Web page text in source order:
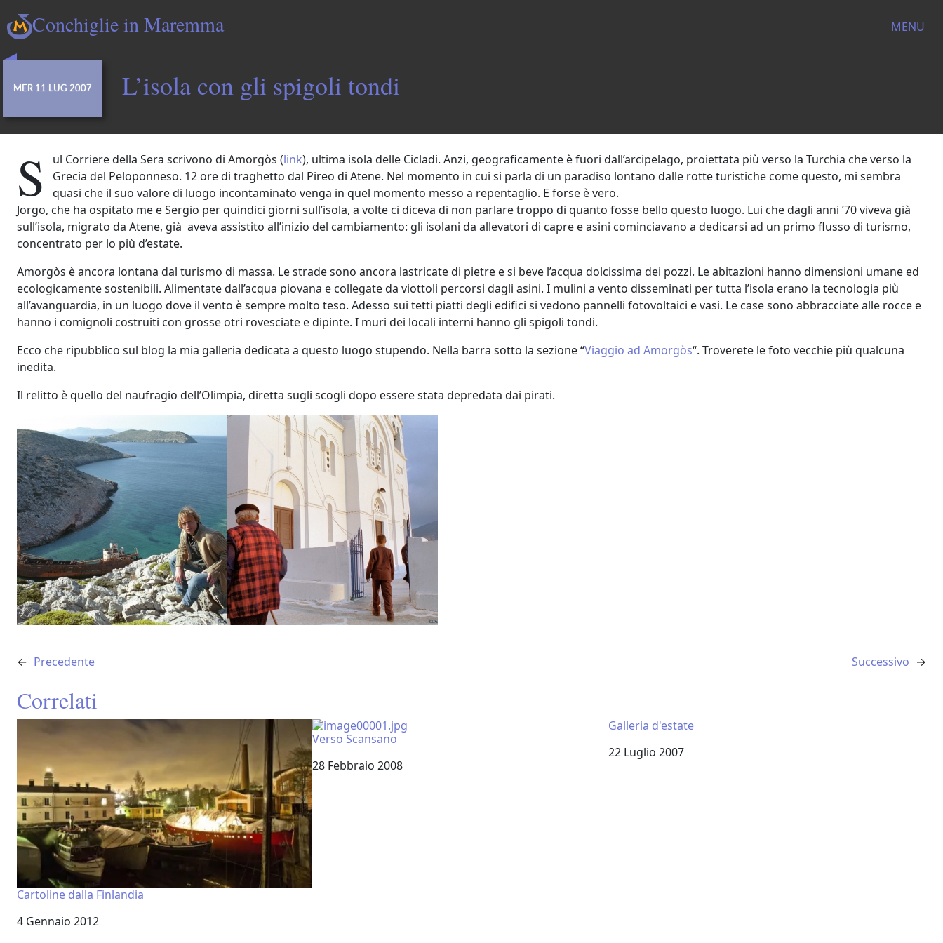
Conchiglie in Maremma MENU
MER 11 LUG 2007 L’isola con gli spigoli tondi
S ul Corriere della Sera scrivono di Amorgòs (link), ultima isola delle Cicladi. Anzi, geograficamente è fuori dall’arcipelago, proiettata più verso la Turchia che verso la
Grecia del Peloponneso. 12 ore di traghetto dal Pireo di Atene. Nel momento in cui si parla di un paradiso lontano dalle rotte turistiche come questo, mi sembra
quasi che il suo valore di luogo incontaminato venga in quel momento messo a repentaglio. E forse è vero.
Jorgo, che ha ospitato me e Sergio per quindici giorni sull’isola, a volte ci diceva di non parlare troppo di quanto fosse bello questo luogo. Lui che dagli anni ’70 viveva già
sull’isola, migrato da Atene, già aveva assistito all’inizio del cambiamento: gli isolani da allevatori di capre e asini cominciavano a dedicarsi ad un primo flusso di turismo,
concentrato per lo più d’estate.
Amorgòs è ancora lontana dal turismo di massa. Le strade sono ancora lastricate di pietre e si beve l’acqua dolcissima dei pozzi. Le abitazioni hanno dimensioni umane ed
ecologicamente sostenibili. Alimentate dall’acqua piovana e collegate da viottoli percorsi dagli asini. I mulini a vento disseminati per tutta l’isola erano la tecnologia più
all’avanguardia, in un luogo dove il vento è sempre molto teso. Adesso sui tetti piatti degli edifici si vedono pannelli fotovoltaici e vasi. Le case sono abbracciate alle rocce e
hanno i comignoli costruiti con grosse otri rovesciate e dipinte. I muri dei locali interni hanno gli spigoli tondi.
Ecco che ripubblico sul blog la mia galleria dedicata a questo luogo stupendo. Nella barra sotto la sezione “Viaggio ad Amorgòs“. Troverete le foto vecchie più qualcuna
inedita.
Il relitto è quello del naufragio dell’Olimpia, diretta sugli scogli dopo essere stata depredata dai pirati.
← Precedente Successivo →
Correlati
Cartoline dalla Finlandia
Data
4 Gennaio 2012
Verso Scansano
Data
28 Febbraio 2008
Galleria d'estate
Data
22 Luglio 2007